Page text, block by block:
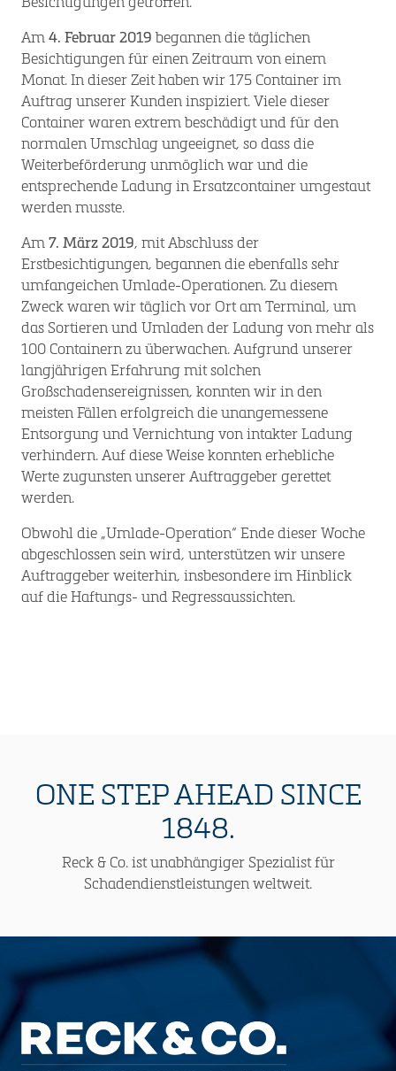
Am 4. Februar 2019begannen die täglichen
Besichtigungen für einen Zeitraum von einem
Monat. In dieser Zeit haben wir 175 Container im
Auftrag unserer Kunden inspiziert. Viele dieser
Container waren extrem beschädigt und für den
normalen Umschlag ungeeignet, so dass die
Weiterbeförderung unmöglich war und die
entsprechende Ladung in Ersatzcontainer umgestaut
werden musste.
Am 7. März 2019, mit Abschluss der
Erstbesichtigungen, begannen die ebenfalls sehr
umfangeichen Umlade-Operationen. Zu diesem
Zweck waren wir täglich vor Ort am Terminal, um
das Sortieren und Umladen der Ladung von mehr als
100 Containern zu überwachen. Aufgrund unserer
langjährigen Erfahrung mit solchen
Großschadensereignissen, konnten wir in den
meisten Fällen erfolgreich die unangemessene
Entsorgung und Vernichtung von intakter Ladung
verhindern. Auf diese Weise konnten erhebliche
Werte zugunsten unserer Auftraggeber gerettet
werden.
Obwohl die „Umlade-Operation“ Ende dieser Woche
abgeschlossen sein wird, unterstützen wir unsere
Auftraggeber weiterhin, insbesondere im Hinblick
auf die Haftungs- und Regressaussichten.
ONE STEP AHEAD SINCE
1848.
Reck & Co. ist unabhängiger Spezialist für
Schadendienstleistungen weltweit.